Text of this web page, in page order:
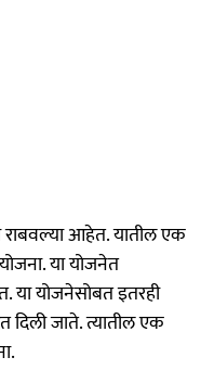
आहेत. यातील एक
या योजनेत
या योजनेसोबत इतरही
जाते. त्यातील एक